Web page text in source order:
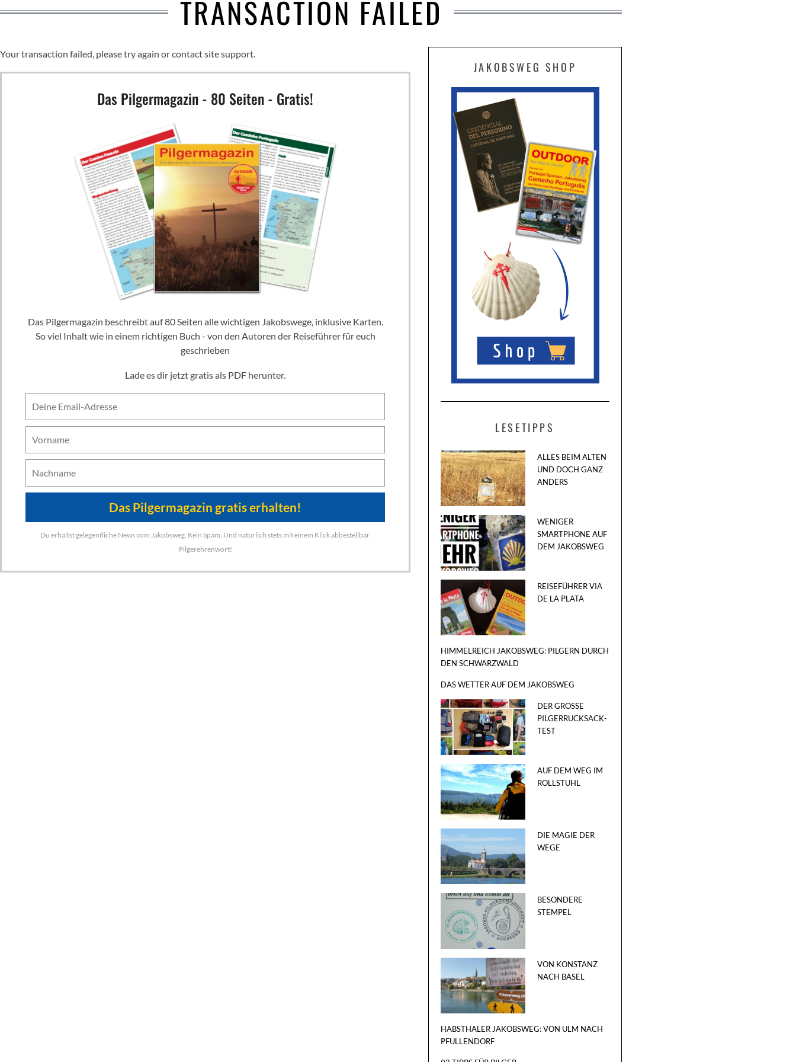
TRANSACTION FAILED
Your transaction failed, please try again or contact site support.
Das Pilgermagazin - 80 Seiten - Gratis!
Das Pilgermagazin beschreibt auf 80 Seiten alle wichtigen Jakobswege, inklusive Karten.
So viel Inhalt wie in einem richtigen Buch - von den Autoren der Reiseführer für euch
geschrieben
Lade es dir jetzt gratis als PDF herunter.
Du erhältst gelegentliche News vom Jakobsweg. Kein Spam. Und natürlich stets mit einem Klick abbestellbar.
Pilgerehrenwort!
JAKOBSWEG SHOP
LESETIPPS
ALLES BEIM ALTEN
UND DOCH GANZ
ANDERS
WENIGER
SMARTPHONE AUF
DEM JAKOBSWEG
REISEFÜHRER VIA
DE LA PLATA
HIMMELREICH JAKOBSWEG: PILGERN DURCH
DEN SCHWARZWALD
DAS WETTER AUF DEM JAKOBSWEG
DER GROSSE P
ILGERRUCKSACK-T
EST
AUF DEM WEG IM
ROLLSTUHL
DIE MAGIE DER
WEGE
BESONDERE
STEMPEL
VON KONSTANZ
NACH BASEL
HABSTHALER JAKOBSWEG: VON ULM NACH
PFULLENDORF